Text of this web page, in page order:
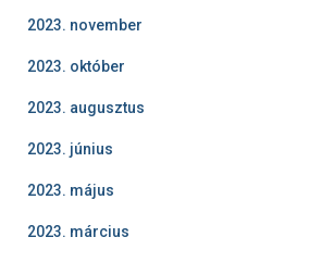
2023. november
2023. október
2023. augusztus
2023. június
2023. május
2023. március